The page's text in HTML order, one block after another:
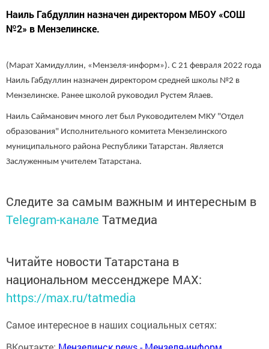
Наиль Габдуллин назначен директором МБОУ «СОШ
№2» в Мензелинске.
(Марат Хамидуллин, «Мензеля-информ»). С 21 февраля 2022 года
Наиль Габдуллин назначен директором средней школы №2 в
Мензелинске. Ранее школой руководил Рустем Ялаев.
Наиль Сайманович много лет был Руководителем МКУ "Отдел
образования" Исполнительного комитета Мензелинского
муниципального района Республики Татарстан. Является
Заслуженным учителем Татарстана.
Следите за самым важным и интересным в
Telegram-канале Татмедиа
Читайте новости Татарстана в
национальном мессенджере MАХ:
https://max.ru/tatmedia
Самое интересное в наших социальных сетях: